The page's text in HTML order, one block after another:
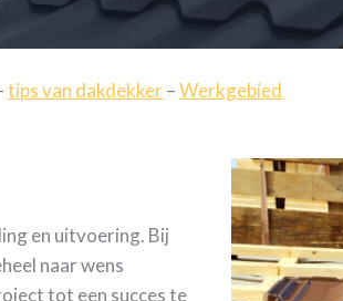
tips van dakdekker–Werkgebied
en uitvoering. Bij
naar wens
tot een succes te